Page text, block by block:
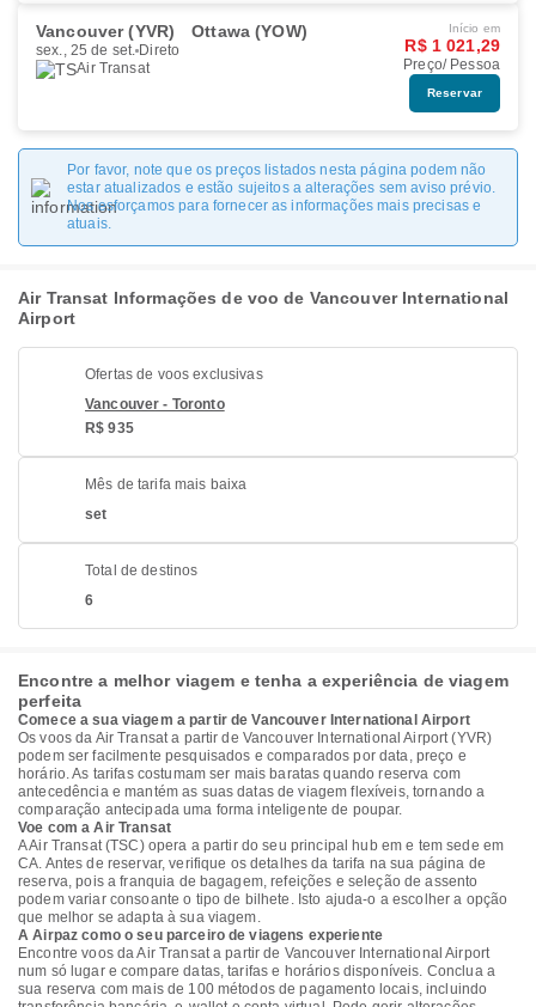
Vancouver (YVR) Ottawa (YOW)
sex., 25 de set. Direto
Air Transat
Início em
R$ 1 021,29
Preço/ Pessoa
Reservar
Por favor, note que os preços listados nesta página podem não
estar atualizados e estão sujeitos a alterações sem aviso prévio.
Nos esforçamos para fornecer as informações mais precisas e
atuais.
Air Transat Informações de voo de Vancouver International
Airport
Ofertas de voos exclusivas
Vancouver - Toronto
R$ 935
Mês de tarifa mais baixa
set
Total de destinos
6
Encontre a melhor viagem e tenha a experiência de viagem
perfeita
Comece a sua viagem a partir de Vancouver International Airport
Os voos da Air Transat a partir de Vancouver International Airport (YVR)
podem ser facilmente pesquisados e comparados por data, preço e
horário. As tarifas costumam ser mais baratas quando reserva com
antecedência e mantém as suas datas de viagem flexíveis, tornando a
comparação antecipada uma forma inteligente de poupar.
Voe com a Air Transat
A Air Transat (TSC) opera a partir do seu principal hub em e tem sede em
CA. Antes de reservar, verifique os detalhes da tarifa na sua página de
reserva, pois a franquia de bagagem, refeições e seleção de assento
podem variar consoante o tipo de bilhete. Isto ajuda-o a escolher a opção
que melhor se adapta à sua viagem.
A Airpaz como o seu parceiro de viagens experiente
Encontre voos da Air Transat a partir de Vancouver International Airport
num só lugar e compare datas, tarifas e horários disponíveis. Conclua a
sua reserva com mais de 100 métodos de pagamento locais, incluindo